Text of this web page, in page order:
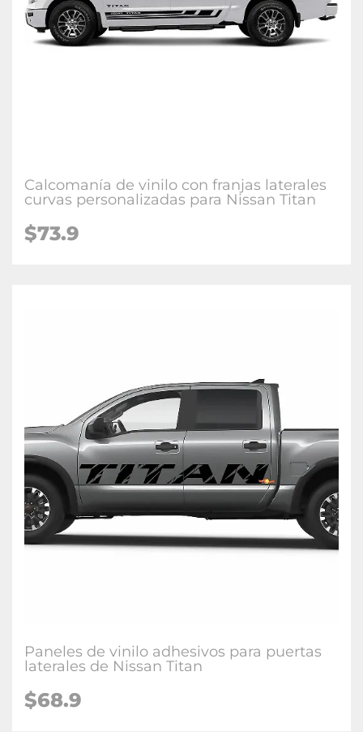
Calcomanía de vinilo con franjas laterales
curvas personalizadas para Nissan Titan
$73.9
Paneles de vinilo adhesivos para puertas
laterales de Nissan Titan
$68.9